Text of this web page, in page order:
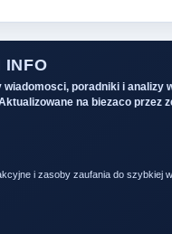
INFO
wiadomosci, poradniki i analizy
na biezaco przez
i zasoby zaufania do szybkiej